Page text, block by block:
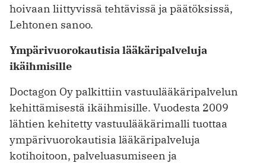
hoivaan liittyvissä tehtävissä ja päätöksissä,
Lehtonen sanoo.
Ympärivuorokautisia lääkäripalveluja
ikäihmisille
Doctagon Oy palkittiin vastuulääkäripalvelun
kehittämisestä ikäihmisille. Vuodesta 2009
lähtien kehitetty vastuulääkärimalli tuottaa
ympärivuorokautisia lääkäripalveluja
kotihoitoon, palveluasumiseen ja